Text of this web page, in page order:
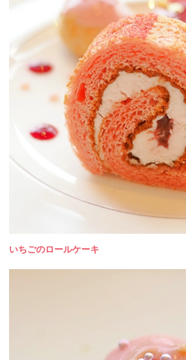
いちごのロールケーキ